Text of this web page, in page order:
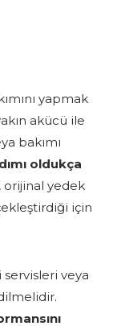
yapmak
akücü ile
bakımı
oldukça
orijinal yedek
için
veya